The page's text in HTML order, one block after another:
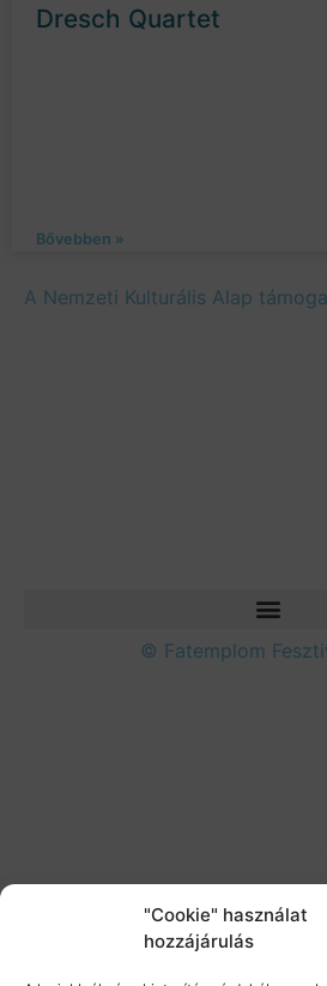
"Cookie" használat
hozzájárulás
Dresch Quartet
Bővebben »
A Nemzeti Kulturális Alap
© Fatemplom